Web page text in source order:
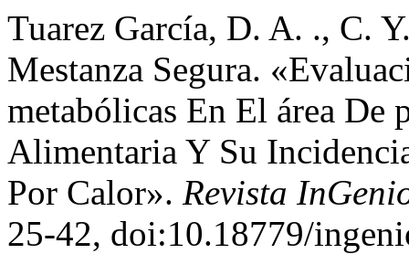
Tuarez García, D. A. ., C.
Mestanza Segura.
metabólicas En El área De
Alimentaria Y Su
Por Calor». Revista
25-42, doi:10.18779/